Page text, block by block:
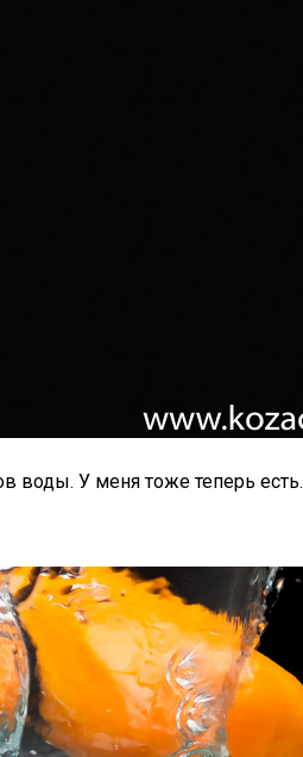
воды. У меня тоже теперь есть.